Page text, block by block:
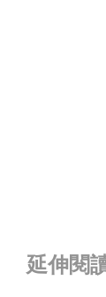
延伸閱